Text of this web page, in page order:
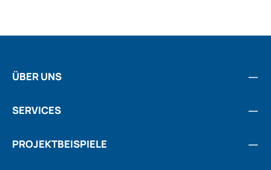
ÜBER UNS
SERVICES
PROJEKTBEISPIELE